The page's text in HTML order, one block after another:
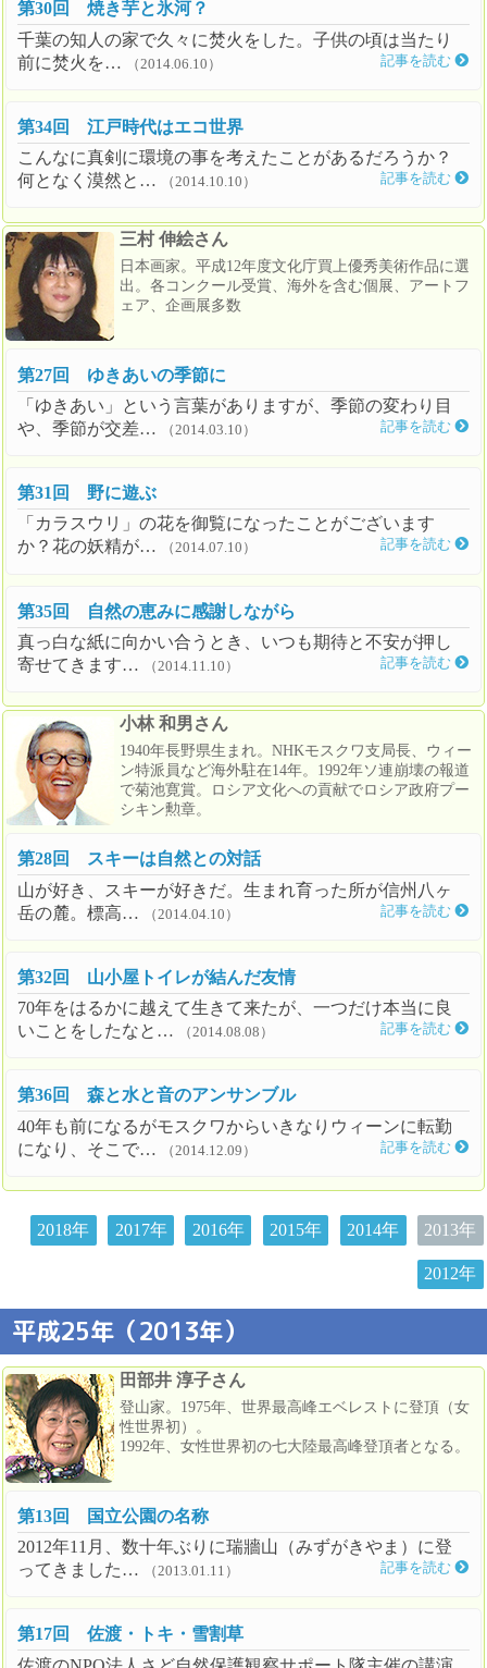
第30回 焼き芋と氷河？
千葉の知人の家で久々に焚火をした。子供の頃は当たり
前に焚火を…
（2014.06.10） 記事を読む
第34回 江戸時代はエコ世界
こんなに真剣に環境の事を考えたことがあるだろうか？
何となく漠然と…
（2014.10.10） 記事を読む
三村 伸絵さん
日本画家。平成12年度文化庁買上優秀美術作品に選
出。各コンクール受賞、海外を含む個展、アートフ
ェア、企画展多数
第27回 ゆきあいの季節に
「ゆきあい」という言葉がありますが、季節の変わり目
や、季節が交差…
（2014.03.10） 記事を読む
第31回 野に遊ぶ
「カラスウリ」の花を御覧になったことがございます
か？花の妖精が…
（2014.07.10） 記事を読む
第35回 自然の恵みに感謝しながら
真っ白な紙に向かい合うとき、いつも期待と不安が押し
寄せてきます…
（2014.11.10） 記事を読む
小林 和男さん
1940年長野県生まれ。NHKモスクワ支局長、ウィー
ン特派員など海外駐在14年。1992年ソ連崩壊の報道
で菊池寛賞。ロシア文化への貢献でロシア政府プー
シキン勲章。
第28回 スキーは自然との対話
山が好き、スキーが好きだ。生まれ育った所が信州八ヶ
岳の麓。標高…
（2014.04.10） 記事を読む
第32回 山小屋トイレが結んだ友情
70年をはるかに越えて生きて来たが、一つだけ本当に良
いことをしたなと…
（2014.08.08） 記事を読む
第36回 森と水と音のアンサンブル
40年も前になるがモスクワからいきなりウィーンに転勤
になり、そこで…
（2014.12.09） 記事を読む
2018年 2017年 2016年 2015年 2014年 2013年
2012年
平成25年（2013年）
田部井 淳子さん
登山家。1975年、世界最高峰エベレストに登頂（女
性世界初）。
1992年、女性世界初の七大陸最高峰登頂者となる。
第13回 国立公園の名称
2012年11月、数十年ぶりに瑞牆山（みずがきやま）に登
ってきました…
（2013.01.11） 記事を読む
第17回 佐渡・トキ・雪割草